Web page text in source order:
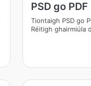
PSD go PDF
Tiontaigh PSD go
Réitigh ghairmiúla